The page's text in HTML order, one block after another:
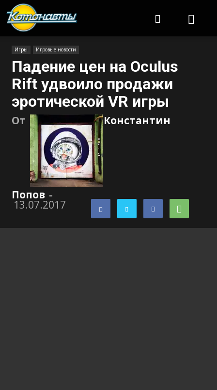
Игры Игровые новости
Падение цен на Oculus
Rift удвоило продажи
эротической VR игры
От Константин
Попов -
13.07.2017